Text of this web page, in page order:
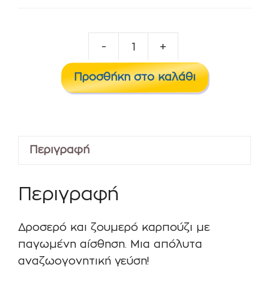
-
Ice
10ml/60ml
+
Προσθήκη στο καλάθι
Περιγραφή
Περιγραφή
Δροσερό και ζουμερό καρπούζι με
παγωμένη αίσθηση. Μια απόλυτα
αναζωογονητική γεύση!